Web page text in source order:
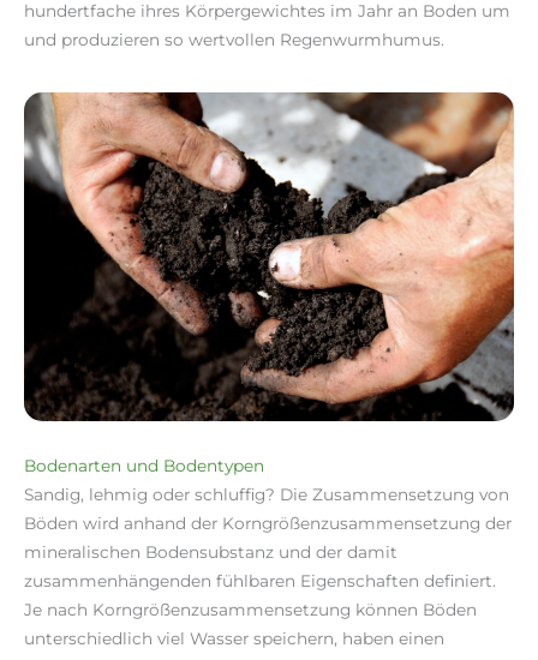
hundertfache ihres Körpergewichtes im Jahr an Boden um
und produzieren so wertvollen Regenwurmhumus.
Bodenarten und Bodentypen
Sandig, lehmig oder schluffig? Die Zusammensetzung von
Böden wird anhand der Korngrößenzusammensetzung der
mineralischen Bodensubstanz und der damit
zusammenhängenden fühlbaren Eigenschaften definiert.
Je nach Korngrößenzusammensetzung können Böden
unterschiedlich viel Wasser speichern, haben einen